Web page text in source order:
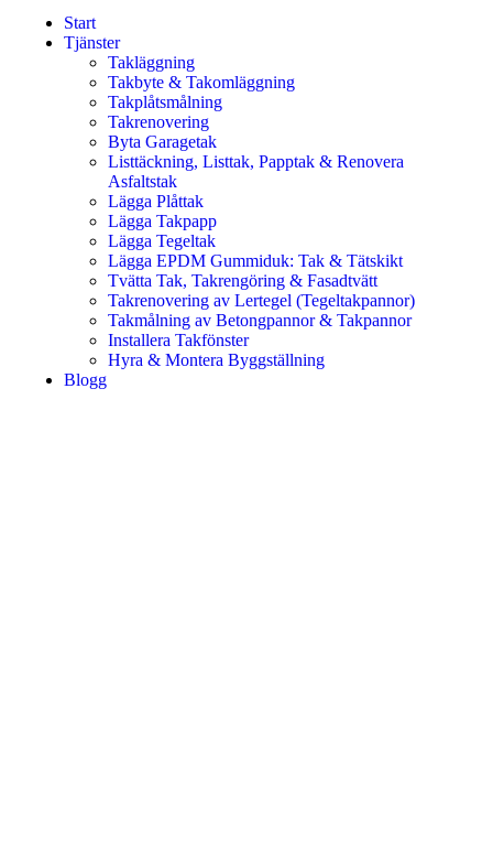
Start
Tjänster
Takläggning
Takbyte & Takomläggning
Takplåtsmålning
Takrenovering
Byta Garagetak
Listtäckning, Listtak, Papptak & Renovera
Asfaltstak
Lägga Plåttak
Lägga Takpapp
Lägga Tegeltak
Lägga EPDM Gummiduk: Tak & Tätskikt
Tvätta Tak, Takrengöring & Fasadtvätt
Takrenovering av Lertegel (Tegeltakpannor)
Takmålning av Betongpannor & Takpannor
Installera Takfönster
Hyra & Montera Byggställning
Blogg